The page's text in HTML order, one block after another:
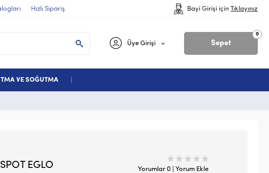
Hızlı Sipariş Bayi Girişi için Tıklayınız
Sepet
0
Üye Girişi
VE SOĞUTMA
EGLO Yorumlar 0 | Yorum Ekle